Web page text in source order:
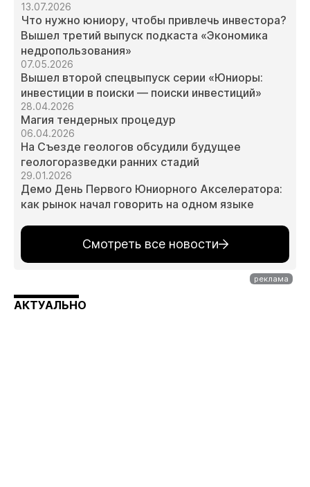
13.07.2026
Что нужно юниору, чтобы привлечь инвестора?
Вышел третий выпуск подкаста «Экономика
недропользования»
07.05.2026
Вышел второй спецвыпуск серии «Юниоры:
инвестиции в поиски — поиски инвестиций»
28.04.2026
Магия тендерных процедур
06.04.2026
На Съезде геологов обсудили будущее
геологоразведки ранних стадий
29.01.2026
Демо День Первого Юниорного Акселератора:
как рынок начал говорить на одном языке
Смотреть все новости
АКТУАЛЬНО